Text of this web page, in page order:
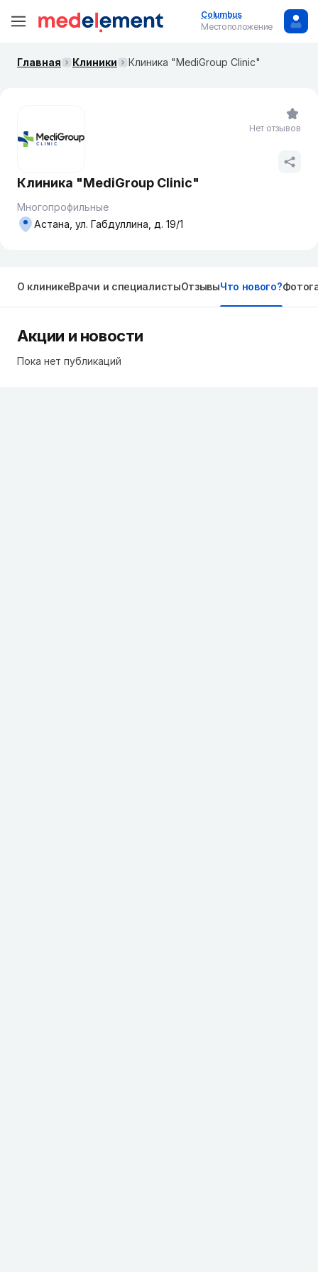
Columbus
Местоположение
Главная Клиники Клиника "MediGroup Clinic"
Клиника "MediGroup Clinic"
Многопрофильные
Астана, ул. Габдуллина, д. 19/1
Нет отзывов
О клиникеВрачи и специалистыОтзывыЧто нового?
Акции и новости
Пока нет публикаций